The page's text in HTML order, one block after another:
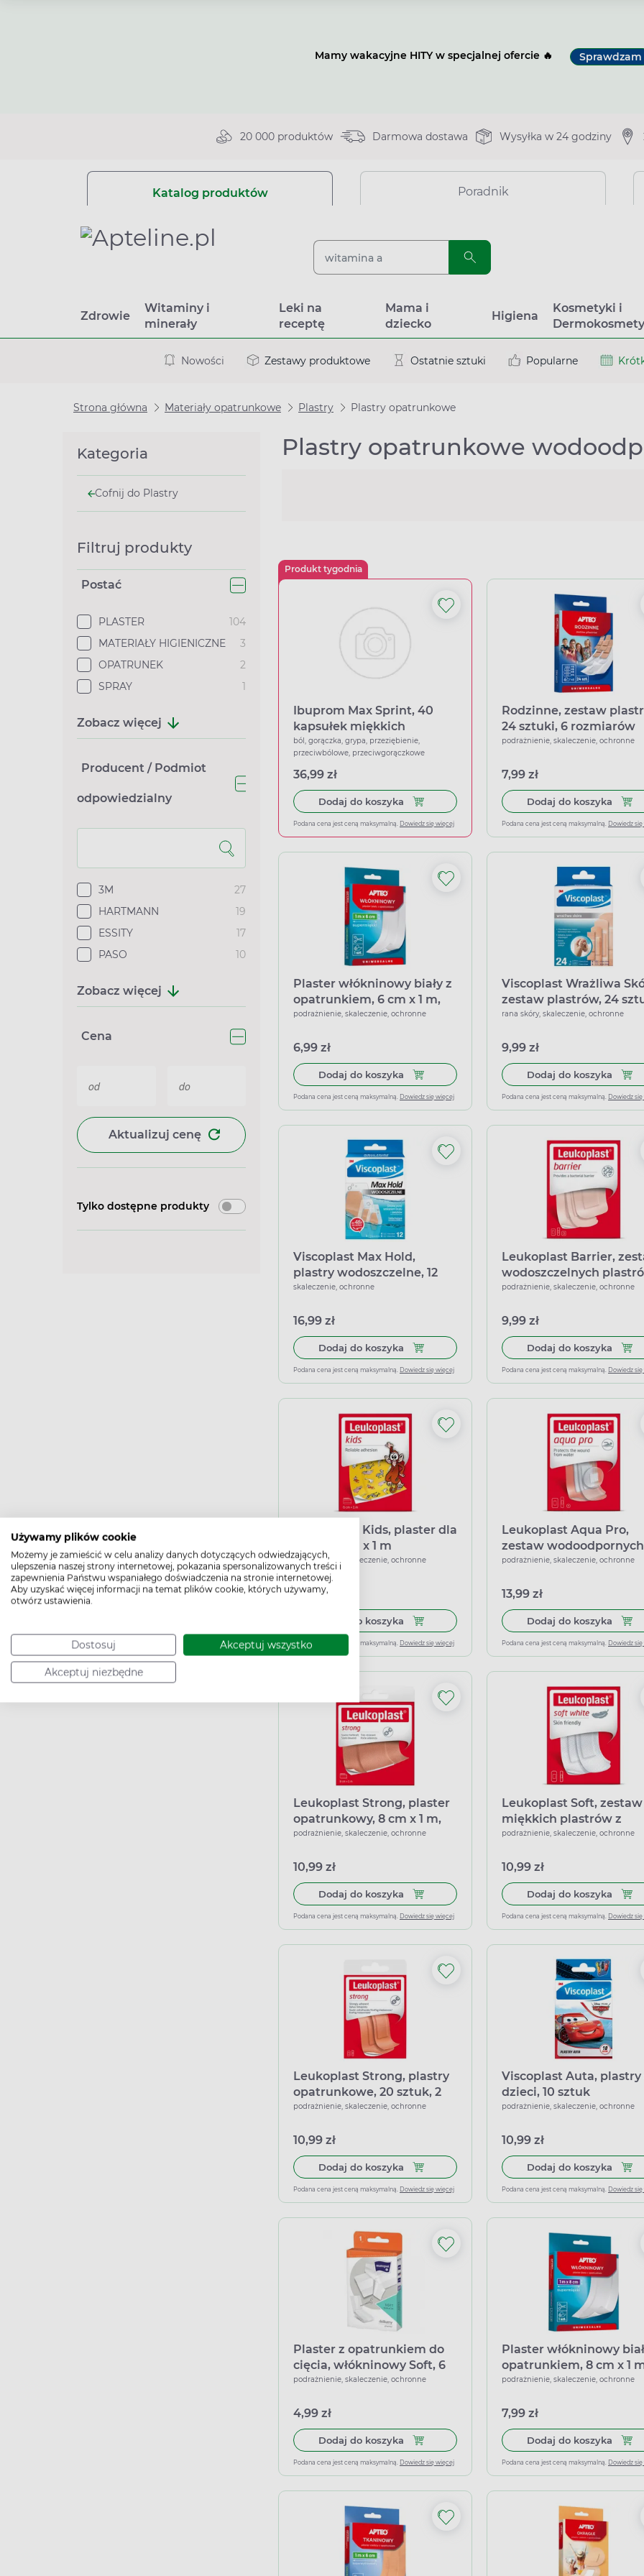
Używamy plików cookie
Możemy je zamieścić w celu analizy danych dotyczących odwiedzających,
ulepszenia naszej strony internetowej, pokazania spersonalizowanych treści i
zapewnienia Państwu wspaniałego doświadczenia na stronie internetowej.
Aby uzyskać więcej informacji na temat plików cookie, których używamy,
otwórz ustawienia.
Dostosuj Akceptuj wszystko
Akceptuj niezbędne
Mamy wakacyjne HITY w specjalnej ofercie 🔥 Sprawdzam
20 000 produktów Darmowa dostawa Wysyłka w 24 godziny
Katalog produktów Poradnik
Zdrowie
Witaminy i
minerały
Leki na
receptę
Mama i
dziecko
Higiena
Kosmetyki i
Nowości Zestawy produktowe Ostatnie sztuki Popularne
Strona główna Materiały opatrunkowe Plastry Plastry opatrunkowe
Kategoria
Cofnij do Plastry
Filtruj produkty
Postać
PLASTER
104
MATERIAŁY HIGIENICZNE
3
OPATRUNEK
2
SPRAY
1
Zobacz więcej
Producent / Podmiot
odpowiedzialny
3M
27
HARTMANN
19
ESSITY
17
PASO
10
Zobacz więcej
Cena
Aktualizuj cenę
Tylko dostępne produkty
Plastry opatrunkowe
Produkt tygodnia
Ibuprom Max Sprint, 40
kapsułek miękkich
ból, gorączka, grypa, przeziębienie,
przeciwbólowe, przeciwgorączkowe
36,99 zł
Dodaj do koszyka Dodaj do koszyka Ibuprom Max Sprint, 40
Podana cena jest ceną maksymalną. Dowiedz się więcej
Rodzinne, zestaw
24 sztuki, 6 rozmiarów
podrażnienie, skaleczenie, ochronne
7,99 zł
Dodaj do koszyka
Podana cena jest ceną maksymalną. Dowiedz
Plaster włókninowy biały z
opatrunkiem, 6 cm x 1 m,
do cięcia
podrażnienie, skaleczenie, ochronne
6,99 zł
Dodaj do koszyka Dodaj do koszyka Plaster włókninowy biały z
Podana cena jest ceną maksymalną. Dowiedz się więcej
Viscoplast Wrażliwa
zestaw plastrów, 24
4 rozmiary
rana skóry, skaleczenie, ochronne
9,99 zł
Dodaj do koszyka
Podana cena jest ceną maksymalną. Dowiedz
Viscoplast Max Hold,
plastry wodoszczelne, 12
sztuk
skaleczenie, ochronne
16,99 zł
Dodaj do koszyka Dodaj do koszyka Viscoplast Max Hold, plastry
Podana cena jest ceną maksymalną. Dowiedz się więcej
Leukoplast Barrier,
wodoszczelnych
20 sztuk
podrażnienie, skaleczenie, ochronne
9,99 zł
Dodaj do koszyka
Podana cena jest ceną maksymalną. Dowiedz
Leukoplast Kids, plaster dla
dzieci 6 cm x 1 m
podrażnienie, skaleczenie, ochronne
12,49 zł
Dodaj do koszyka Dodaj do koszyka Leukoplast Kids, plaster dla
Podana cena jest ceną maksymalną. Dowiedz się więcej
Leukoplast Aqua Pro,
zestaw wodoodpornych
plastrów, 20 sztuk
podrażnienie, skaleczenie, ochronne
13,99 zł
Dodaj do koszyka
Podana cena jest ceną maksymalną. Dowiedz
Leukoplast Strong, plaster
opatrunkowy, 8 cm x 1 m,
do cięcia
podrażnienie, skaleczenie, ochronne
10,99 zł
Dodaj do koszyka Dodaj do koszyka Leukoplast Strong, plaster
Podana cena jest ceną maksymalną. Dowiedz się więcej
Leukoplast Soft, zestaw
miękkich plastrów z
opatrunkiem, 20 sztuk
podrażnienie, skaleczenie, ochronne
10,99 zł
Dodaj do koszyka
Podana cena jest ceną maksymalną. Dowiedz
Leukoplast Strong, plastry
opatrunkowe, 20 sztuk, 2
rozmiary
podrażnienie, skaleczenie, ochronne
10,99 zł
Dodaj do koszyka Dodaj do koszyka Leukoplast Strong, plastry
Podana cena jest ceną maksymalną. Dowiedz się więcej
Viscoplast Auta, plastry
dzieci, 10 sztuk
podrażnienie, skaleczenie, ochronne
10,99 zł
Dodaj do koszyka
Podana cena jest ceną maksymalną. Dowiedz
Plaster z opatrunkiem do
cięcia, włókninowy Soft, 6
cm x 1 m
podrażnienie, skaleczenie, ochronne
4,99 zł
Dodaj do koszyka Dodaj do koszyka Plaster z opatrunkiem do
Podana cena jest ceną maksymalną. Dowiedz się więcej
Plaster włókninowy
opatrunkiem, 8 cm x 1
do cięcia
podrażnienie, skaleczenie, ochronne
7,99 zł
Dodaj do koszyka
Podana cena jest ceną maksymalną. Dowiedz